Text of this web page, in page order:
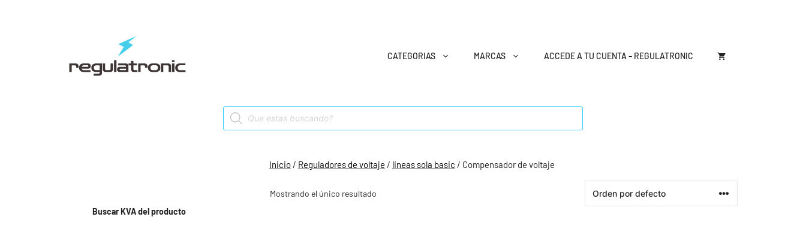
CATEGORIAS MARCAS ACCEDE A TU CUENTA – REGULATRONIC
Products
search
Inicio/ Reguladores de voltaje / lineas sola basic / Compensador de voltaje
Mostrando el único resultado
Buscar KVA del producto